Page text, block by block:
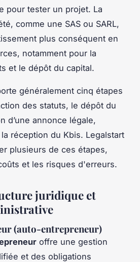
pour tester un projet. La
comme une SAS ou SARL,
plus conséquent en
notamment pour la
et le dépôt du capital.
généralement cinq étapes
des statuts, le dépôt du
d’une annonce légale,
la réception du Kbis. Legalstart
plusieurs de ces étapes,
et les risques d'erreurs.
juridique et
(auto-entrepreneur)
offre une gestion
et des obligations